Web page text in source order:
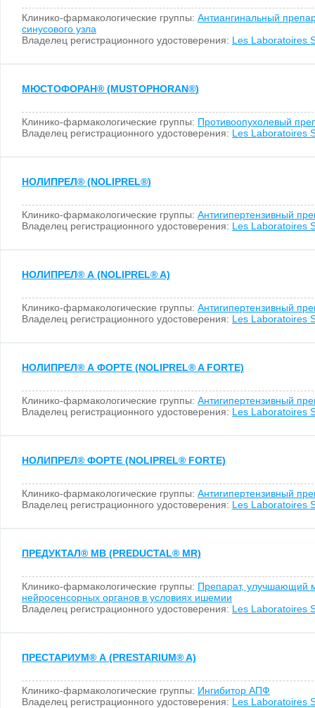
Клинико-фармакологические группы: Антиангинальный
синусового узла
Владелец регистрационного удостоверения: Les Laboratoires
МЮСТОФОРАН® (MUSTOPHORAN®)
Клинико-фармакологические группы: Противоопухолевый
Владелец регистрационного удостоверения: Les Laboratoires
НОЛИПРЕЛ® (NOLIPREL®)
Клинико-фармакологические группы: Антигипертензивный
Владелец регистрационного удостоверения: Les Laboratoires
НОЛИПРЕЛ® А (NOLIPREL®A)
Клинико-фармакологические группы: Антигипертензивный
Владелец регистрационного удостоверения: Les Laboratoires
НОЛИПРЕЛ® А ФОРТЕ (NOLIPREL®A FORTE)
Клинико-фармакологические группы: Антигипертензивный
Владелец регистрационного удостоверения: Les Laboratoires
НОЛИПРЕЛ® ФОРТЕ (NOLIPREL® FORTE)
Клинико-фармакологические группы: Антигипертензивный
Владелец регистрационного удостоверения: Les Laboratoires
ПРЕДУКТАЛ® МВ (PREDUCTAL® MR)
Клинико-фармакологические группы: Препарат, улучшающий
нейросенсорных органов в условиях ишемии
Владелец регистрационного удостоверения: Les Laboratoires
ПРЕСТАРИУМ® А (PRESTARIUM®A)
Клинико-фармакологические группы: Ингибитор АПФ
Владелец регистрационного удостоверения: Les Laboratoires